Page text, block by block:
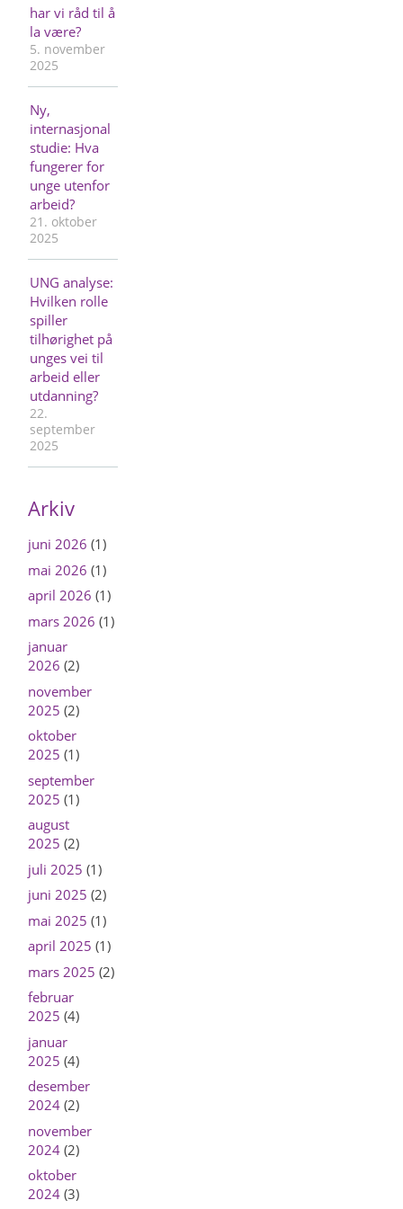
har vi råd til å
la være?
5. november
2025
Ny,
internasjonal
studie: Hva
fungerer for
unge utenfor
arbeid?
21. oktober
2025
UNG analyse:
Hvilken rolle
spiller
tilhørighet på
unges vei til
arbeid eller
utdanning?
22.
september
2025
Arkiv
juni 2026 (1)
mai 2026 (1)
april 2026 (1)
mars 2026 (1)
januar
2026 (2)
november
2025 (2)
oktober
2025 (1)
september
2025 (1)
august
2025 (2)
juli 2025 (1)
juni 2025 (2)
mai 2025 (1)
april 2025 (1)
mars 2025 (2)
februar
2025 (4)
januar
2025 (4)
desember
2024(2)
november
2024(2)
oktober
2024(3)